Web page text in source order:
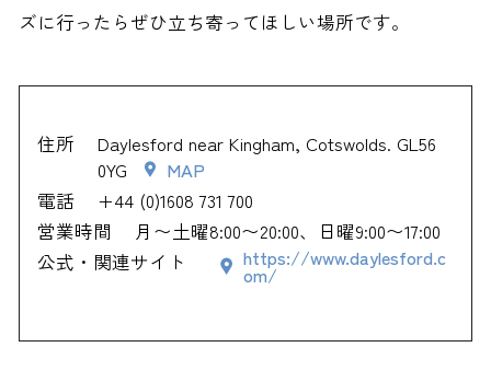
ズに行ったらぜひ立ち寄ってほしい場所です。
住所
Daylesford near Kingham, Cotswolds. GL56
0YG
MAP
電話
+44 (0)1608 731 700
営業時間
月〜土曜8:00〜20:00、日曜9:00〜17:00
公式・関連サイト
https://www.daylesford.c
om/